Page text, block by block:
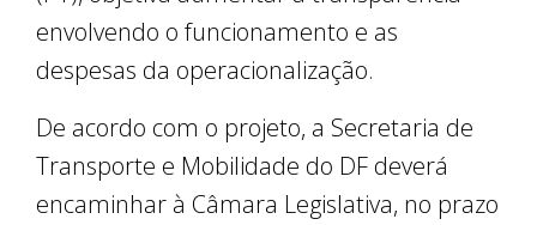
envolvendo o funcionamento e as
despesas da operacionalização.
De acordo com o projeto, a Secretaria de
Transporte e Mobilidade do DF deverá
encaminhar à Câmara Legislativa, no prazo